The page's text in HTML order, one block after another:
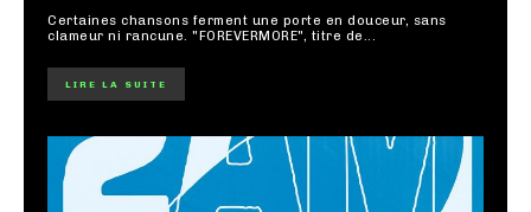
Certaines chansons ferment une porte en douceur, sans
clameur ni rancune. "FOREVERMORE", titre de...
LIRE LA SUITE